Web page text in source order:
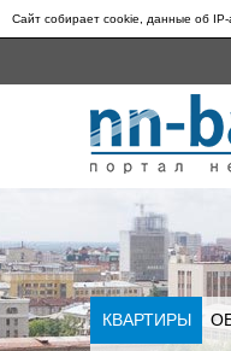
Сайт собирает cookie, данные об
КВАРТИРЫ